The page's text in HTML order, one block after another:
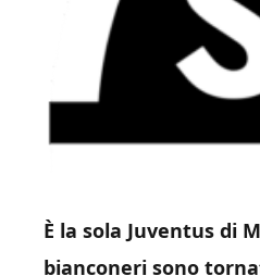
È la sola Juventus di
bianconeri sono